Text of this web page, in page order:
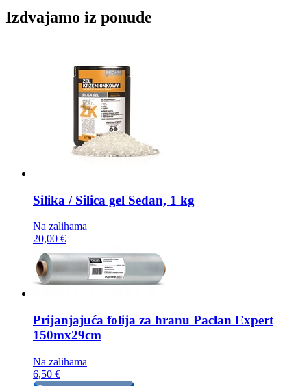
Izdvajamo iz ponude
Silika / Silica gel Sedan, 1 kg
Na zalihama
20,00 €
Prijanjajuća folija za hranu Paclan Expert
150mx29cm
Na zalihama
6,50 €